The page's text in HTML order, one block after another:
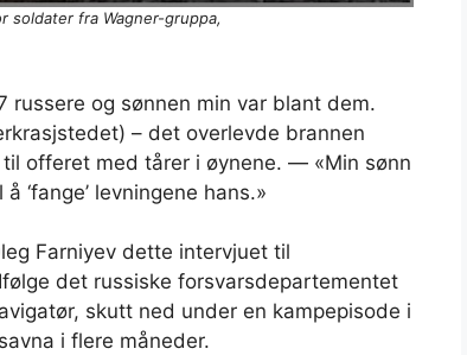
soldater fra Wagner-gruppa,
russere og sønnen min var blant dem.
– det overlevde brannen
offeret med tårer i øynene. — «Min sønn
‘fange’ levningene hans.»
Farniyev dette intervjuet til
det russiske forsvarsdepartementet
skutt ned under en kampepisode i
i flere måneder.